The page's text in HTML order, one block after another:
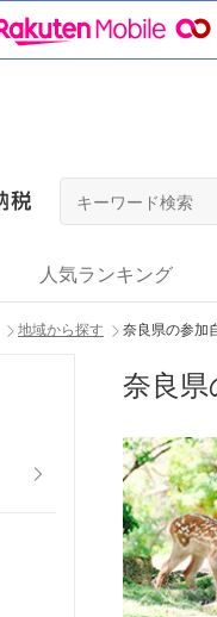
人気ランキング
地域から探す 奈良県の参加
奈良県